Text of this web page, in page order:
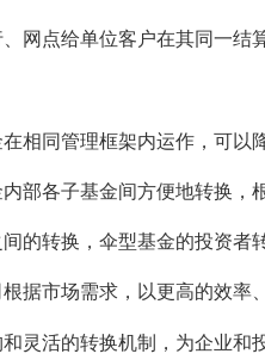
网点给单位客户在其同一结
相同管理框架内运作，可以
部各子基金间方便地转换，
的转换，伞型基金的投资者
据市场需求，以更高的效率
灵活的转换机制，为企业